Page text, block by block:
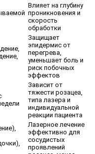
Влияет на глубину
проникновения и
скорость
обработки
Защищает
эпидермис от
перегрева,
уменьшает боль и
риск побочных
эффектов
Зависит от
тяжести розацеа,
типа лазера и
индивидуальной
реакции пациента
Лазерное лечение
эффективно для
сосудистых
проявлений